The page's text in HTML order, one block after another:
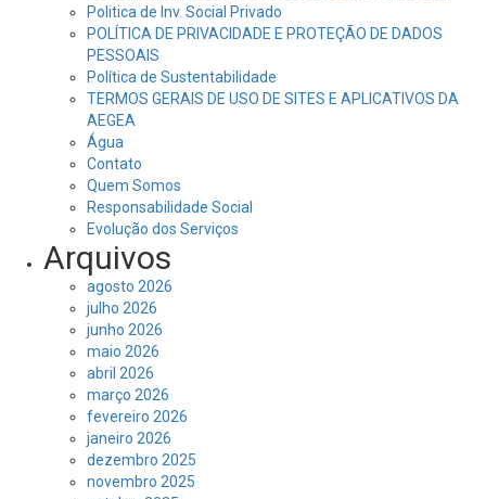
Politica de Inv. Social Privado
POLÍTICA DE PRIVACIDADE E PROTEÇÃO DE DADOS
PESSOAIS
Política de Sustentabilidade
TERMOS GERAIS DE USO DE SITES E APLICATIVOS DA
AEGEA
Água
Contato
Quem Somos
Responsabilidade Social
Evolução dos Serviços
Arquivos
agosto 2026
julho 2026
junho 2026
maio 2026
abril 2026
março 2026
fevereiro 2026
janeiro 2026
dezembro 2025
novembro 2025